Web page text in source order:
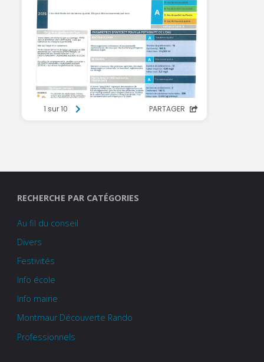
RECHERCHE PAR CATÉGORIES
Au fil du conseil
Divers
Festivités
Info école
Info mairie
Montmaur Découverte Rando
Professionnels